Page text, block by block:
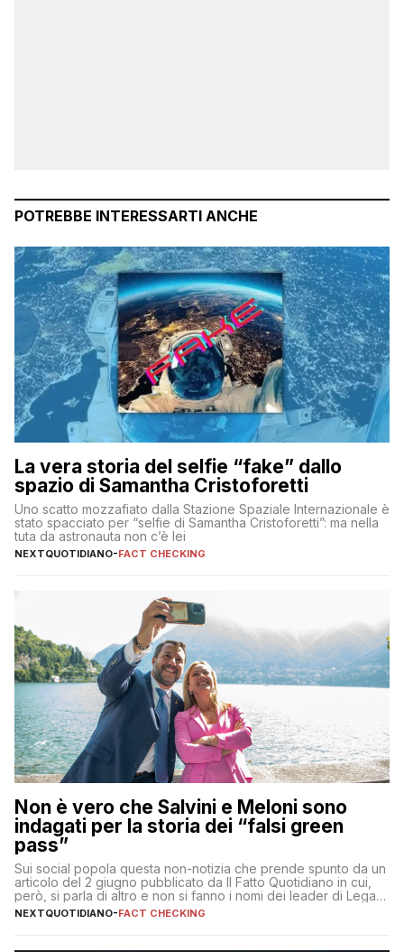
POTREBBE INTERESSARTI ANCHE
La vera storia del selfie “fake” dallo
spazio di Samantha Cristoforetti
Uno scatto mozzafiato dalla Stazione Spaziale Internazionale è
stato spacciato per “selfie di Samantha Cristoforetti”: ma nella
tuta da astronauta non c’è lei
NEXTQUOTIDIANO-FACT CHECKING
Non è vero che Salvini e Meloni sono
indagati per la storia dei “falsi green
pass”
Sui social popola questa non-notizia che prende spunto da un
articolo del 2 giugno pubblicato da Il Fatto Quotidiano in cui,
però, si parla di altro e non si fanno i nomi dei leader di Lega e
Fratelli d’Italia
NEXTQUOTIDIANO-FACT CHECKING